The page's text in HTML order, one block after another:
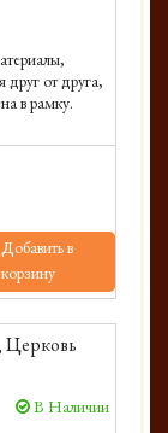
друг от друга,
в рамку.
Добавить в
корзину
Церковь
В Наличии